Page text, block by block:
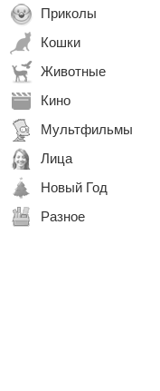
Приколы
Кошки
Животные
Кино
Мультфильмы
Лица
Новый Год
Разное